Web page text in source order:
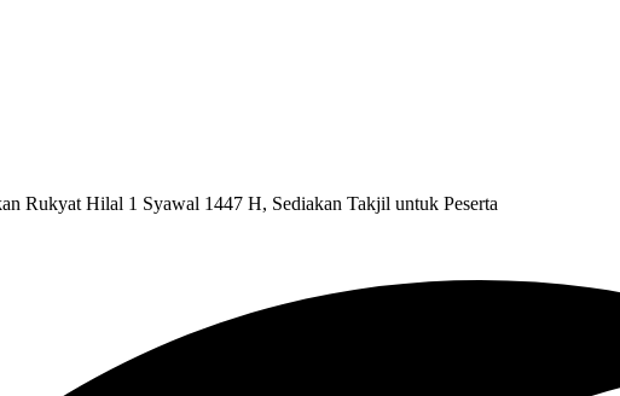
Rukyat Hilal 1 Syawal 1447 H, Sediakan Takjil untuk Peserta